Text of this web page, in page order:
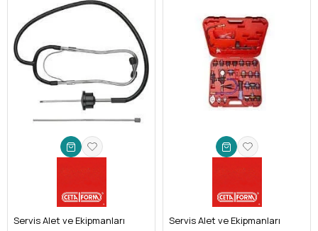
Servis Alet ve Ekipmanları
Servis Alet ve Ekipmanları